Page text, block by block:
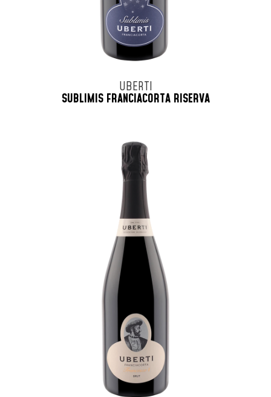
UBERTI
SUBLIMIS FRANCIACORTA RISERVA